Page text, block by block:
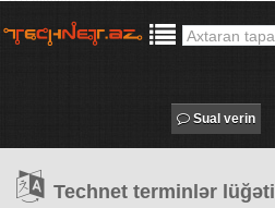
Sual verin
Technet terminlər lüğəti